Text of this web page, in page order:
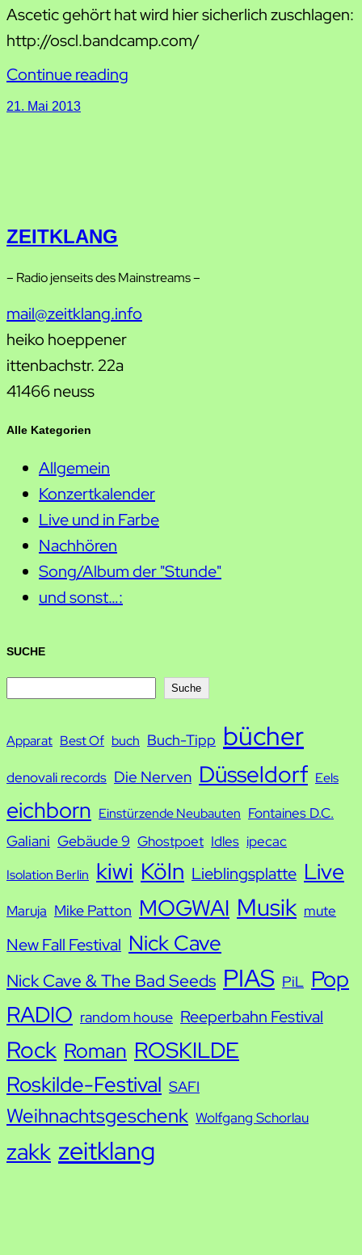
Ascetic gehört hat wird hier sicherlich zuschlagen:
http://oscl.bandcamp.com/
Continue reading
21. Mai 2013
ZEITKLANG
– Radio jenseits des Mainstreams –
mail@zeitklang.info
heiko hoeppener
ittenbachstr. 22a
41466 neuss
Alle Kategorien
Allgemein
Konzertkalender
Live und in Farbe
Nachhören
Song/Album der "Stunde"
und sonst…:
SUCHE
c
Suche
Apparat Best Of buch Buch-Tipp bücher
denovali records Die Nerven Düsseldorf Eels
eichborn Einstürzende Neubauten Fontaines D.C.
Galiani Gebäude 9 Ghostpoet Idles ipecac
Isolation Berlin kiwi Köln Lieblingsplatte Live
Maruja Mike Patton MOGWAI Musik mute
New Fall Festival Nick Cave
Nick Cave & The Bad Seeds PIAS PiL Pop
RADIO random house Reeperbahn Festival
Rock Roman ROSKILDE
Roskilde-Festival SAFI
Weihnachtsgeschenk Wolfgang Schorlau
zakk zeitklang